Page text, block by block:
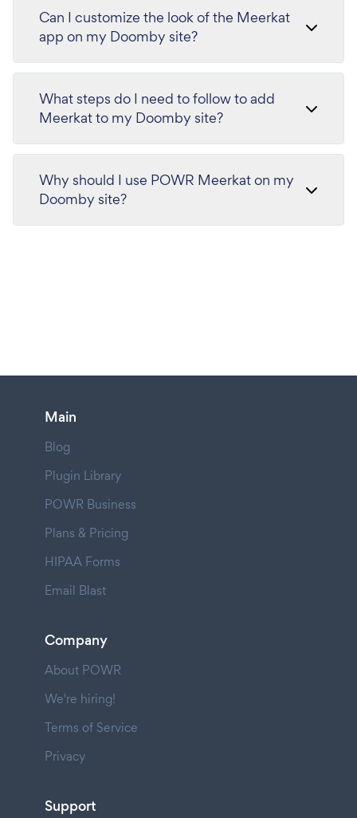
Can I customize the look of the Meerkat
app on my Doomby site?
What steps do I need to follow to add
Meerkat to my Doomby site?
Why should I use POWR Meerkat on my
Doomby site?
Main
Blog
Plugin Library
POWR Business
Plans & Pricing
HIPAA Forms
Email Blast
Company
About POWR
We're hiring!
Terms of Service
Privacy
Support